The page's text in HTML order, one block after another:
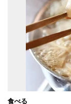
食べる